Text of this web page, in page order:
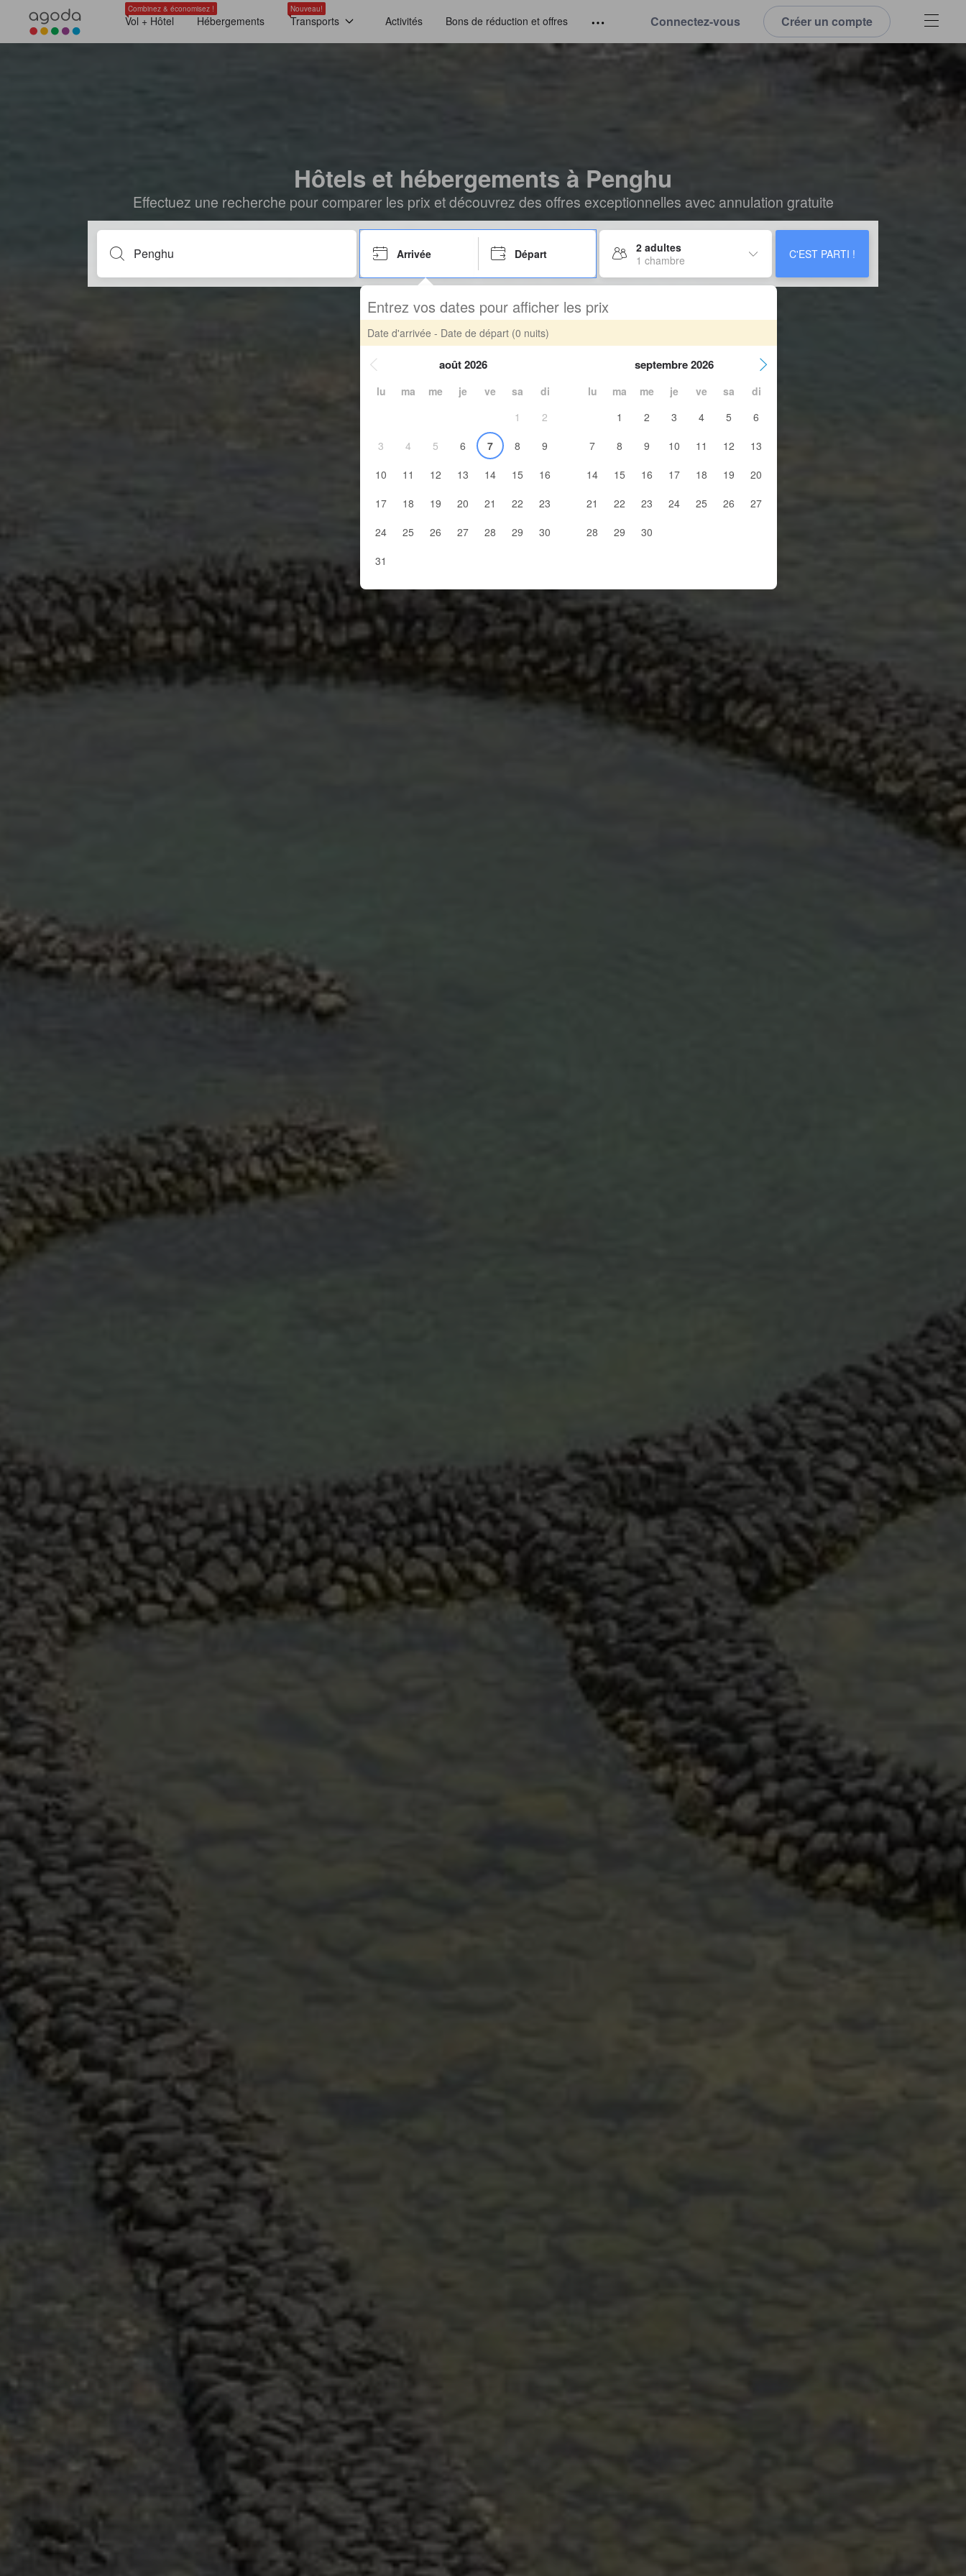
Combinez & économisez !
Vol + Hôtel Hébergements
Nouveau!
Transports Activités Bons de réduction et offres Connectez-vous Créer un compte
Hôtels et hébergements à Penghu
Effectuez une recherche pour comparer les prix et découvrez des offres exceptionnelles avec annulation gratuite
Arrivée Départ
2 adultes
1 chambre
C'EST PARTI !
Entrez vos dates pour afficher les prix
Date d'arrivée - Date de départ (0 nuits)
août 2026
lu ma me je ve sa
di
1
2
3
4 5 6 7 8
9
10
11 12 13 14 15
16
17
18 19 20 21 22
23
24
25 26 27 28 29
30
31
septembre 2026
lu ma me je ve sa
di
1
2 3 4 5
6
7
8 9 10 11 12
13
14
15 16 17 18 19
20
21
22 23 24 25 26
27
28
29 30